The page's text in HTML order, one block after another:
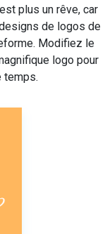
plus un rêve, car
de logos de
Modifiez le
logo pour
temps.